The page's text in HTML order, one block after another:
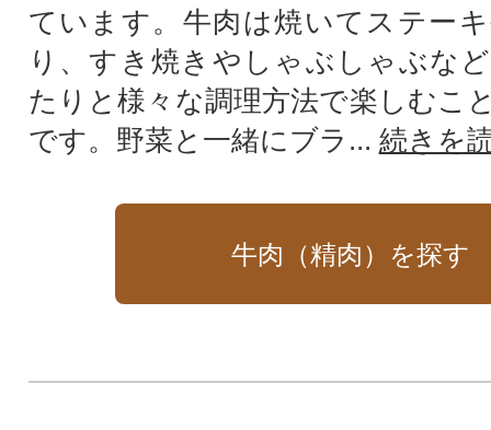
ています。牛肉は焼いてステー
り、すき焼きやしゃぶしゃぶな
たりと様々な調理方法で楽しむこ
です。野菜と一緒にブラ... 続きを
牛肉（精肉）を探す